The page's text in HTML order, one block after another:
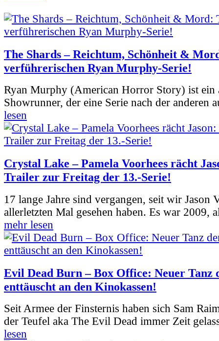
The Shards – Reichtum, Schönheit &
verführerischen Ryan Murphy-Serie!
Ryan Murphy (American Horror Story) ist ein
Showrunner, der eine Serie nach der anderen
lesen
Crystal Lake – Pamela Voorhees rächt
Trailer zur Freitag der 13.-Serie!
17 lange Jahre sind vergangen, seit wir Jason
allerletzten Mal gesehen haben. Es war 2009,
mehr lesen
Evil Dead Burn – Box Office: Neuer Tanz
enttäuscht an den Kinokassen!
Seit Armee der Finsternis haben sich Sam
der Teufel aka The Evil Dead immer Zeit
lesen